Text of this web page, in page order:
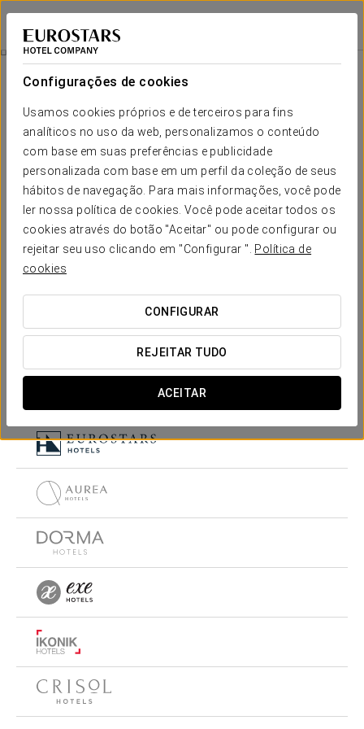
Configurações de cookies
Usamos cookies próprios e de terceiros para fins
analíticos no uso da web, personalizamos o conteúdo
com base em suas preferências e publicidade
personalizada com base em um perfil da coleção de seus
hábitos de navegação. Para mais informações, você pode
ler nossa política de cookies. Você pode aceitar todos os
cookies através do botão "Aceitar" ou pode configurar ou
rejeitar seu uso clicando em "Configurar ". Política de
cookies
CONFIGURAR
REJEITAR TUDO
ACEITAR
Eurostars Louxo Talaso
PONTEVEDRA - OGROVE
Tree_Section